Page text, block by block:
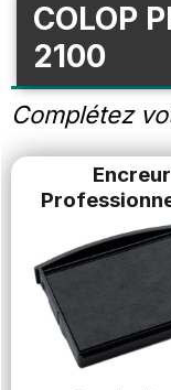
COLOP
2100
Complétez
Encreur